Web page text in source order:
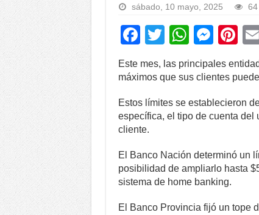
sábado, 10 mayo, 2025 64
F
c
e
b
o
o
k
T
wi
tt
W
h
at
A
p
M
e
ss
e
n
er
Pi
nt
er
st
Este mes, las principales
máximos que sus clientes
Estos límites se establecieron
específica, el tipo de cuenta del
cliente.
El Banco Nación determinó un
posibilidad de ampliarlo hasta
sistema de home banking.
El Banco Provincia fijó un tope